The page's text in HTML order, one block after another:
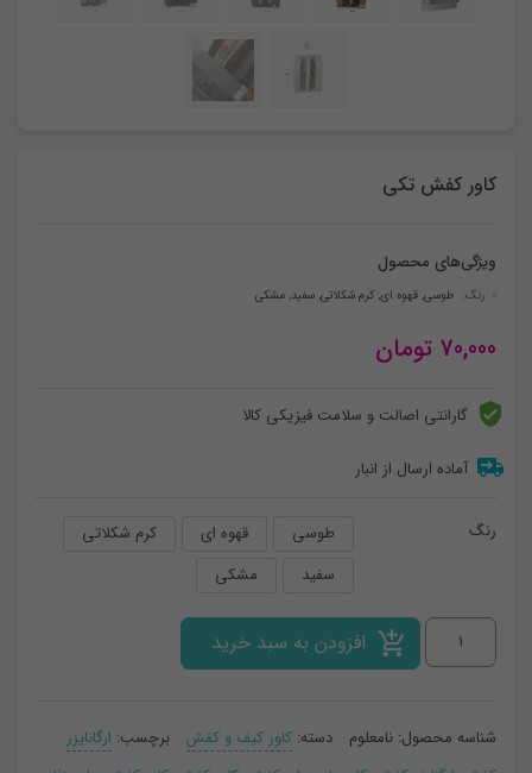
کاور کفش تکی
ویژگی‌های محصول
رنگ: طوسی, قهوه ای, کرم شکلاتی, سفید, مشکی
70,000 تومان
گارانتی اصالت و سلامت فیزیکی کالا
آماده ارسال از انبار
رنگ طوسی قهوه ای
کرم شکلاتی
سفید
مشکی
کفش
عدد
افزودن به سبد خرید
شناسه محصول: نامعلوم دسته: کاور کیف و کفش برچسب: ارگانایزر